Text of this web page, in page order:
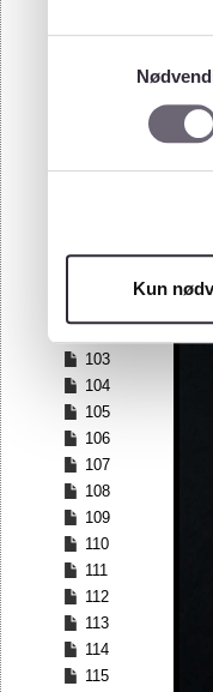
Kun
96
99
103
104
105
106
107
108
109
110
111
112
113
114
115